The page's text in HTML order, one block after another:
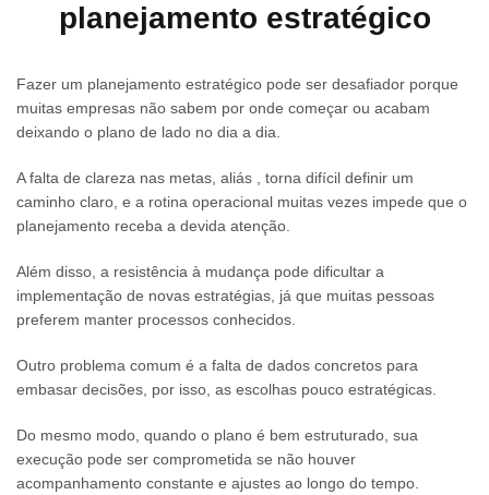
planejamento estratégico
Fazer um planejamento estratégico pode ser desafiador porque
muitas empresas não sabem por onde começar ou acabam
deixando o plano de lado no dia a dia.
A falta de clareza nas metas, aliás , torna difícil definir um
caminho claro, e a rotina operacional muitas vezes impede que o
planejamento receba a devida atenção.
Além disso, a resistência à mudança pode dificultar a
implementação de novas estratégias, já que muitas pessoas
preferem manter processos conhecidos.
Outro problema comum é a falta de dados concretos para
embasar decisões, por isso, as escolhas pouco estratégicas.
Do mesmo modo, quando o plano é bem estruturado, sua
execução pode ser comprometida se não houver
acompanhamento constante e ajustes ao longo do tempo.